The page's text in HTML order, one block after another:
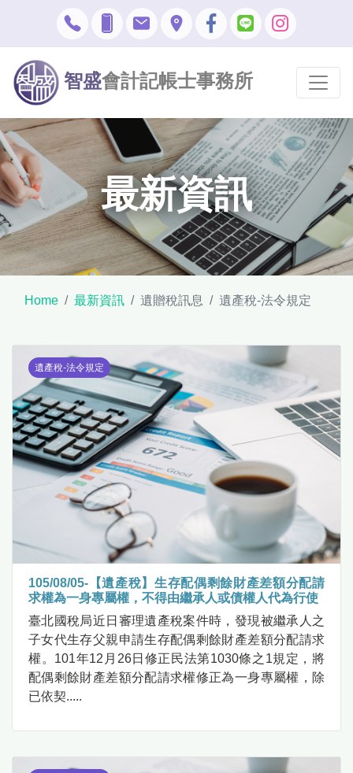
智盛會計記帳士事務所
最新資訊
Home 最新資訊 遺贈稅訊息 遺產稅-法令規定
遺產稅-法令規定
105/08/05-【遺產稅】生存配偶剩餘財產差額分配請
求權為一身專屬權，不得由繼承人或債權人代為行使
臺北國稅局近日審理遺產稅案件時，發現被繼承人之
子女代生存父親申請生存配偶剩餘財產差額分配請求
權。101年12月26日修正民法第1030條之1規定，將
配偶剩餘財產差額分配請求權修正為一身專屬權，除
已依契.....